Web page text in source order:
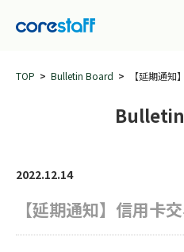
TOP Bulletin Board 【延期通知
2022.12.14
【延期通知】信用卡交